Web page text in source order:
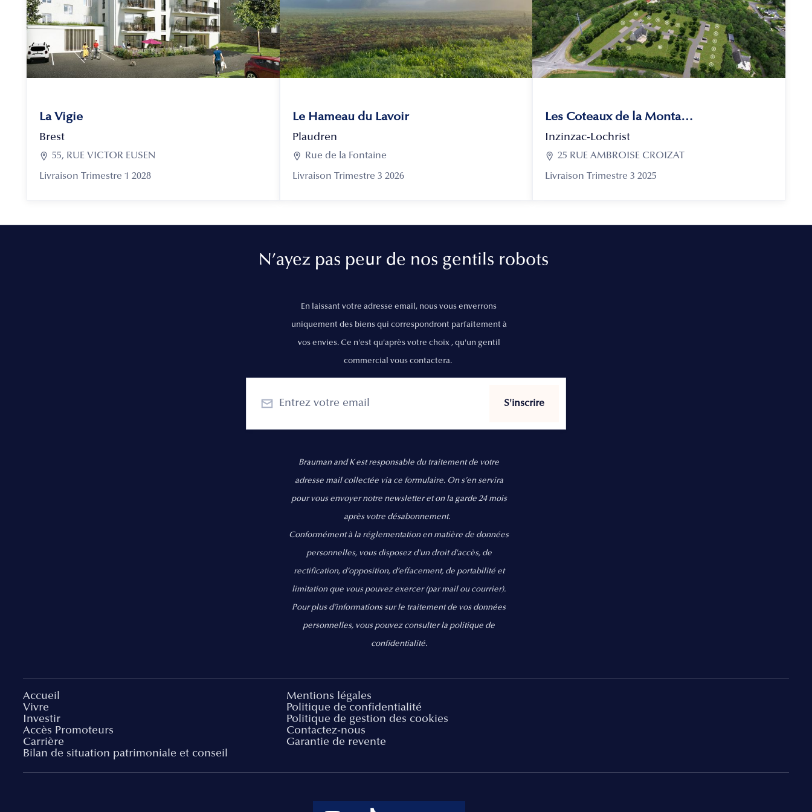
La Vigie
Brest
 55, RUE VICTOR EUSEN
Livraison Trimestre 1 2028
Le Hameau du Lavoir
Plaudren
 Rue de la Fontaine
Livraison Trimestre 3 2026
Les Coteaux de la Montagne
Inzinzac-Lochrist
 25 RUE AMBROISE CROIZAT
Livraison Trimestre 3 2025
N’ayez pas peur de nos gentils robots
En laissant votre adresse email, nous vous enverrons
uniquement des biens qui correspondront parfaitement à
vos envies. Ce n'est qu'après votre choix , qu'un gentil
commercial vous contactera.
Brauman and K est responsable du traitement de votre
adresse mail collectée via ce formulaire. On s’en servira
pour vous envoyer notre newsletter et on la garde 24 mois
après votre désabonnement.
Conformément à la réglementation en matière de données
personnelles, vous disposez d'un droit d'accès, de
rectification, d’opposition, d’effacement, de portabilité et
limitation que vous pouvez exercer(par mail ou courrier).
Pour plus d’informations sur le traitement de vos données
personnelles, vous pouvez consulter la politique de
confidentialité.
Accueil
Vivre
Investir
Accès Promoteurs
Carrière
Bilan de situation patrimoniale et conseil
Mentions légales
Politique de confidentialité
Politique de gestion des cookies
Contactez-nous
Garantie de revente